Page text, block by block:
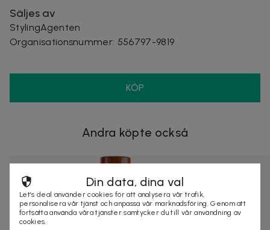
Säljes av
StylingAgenten
Organisationsnummer: 556797-9819
KÖP
Andra köpte också
Din data, dina val
Let’s deal använder cookies för att analysera vår trafik,
personalisera vår tjänst och anpassa vår marknadsföring. Genom att
fortsätta använda våra tjänster samtycker du till vår användning av
cookies.